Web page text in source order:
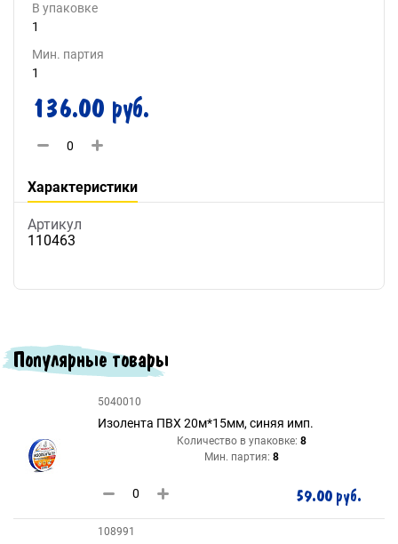
В упаковке
1
Мин. партия
1
136.00 руб.
Характеристики
Артикул
110463
Популярные товары
5040010
Изолента ПВХ 20м*15мм, синяя имп.
Количество в упаковке: 8
Мин. партия: 8
59.00 руб.
108991